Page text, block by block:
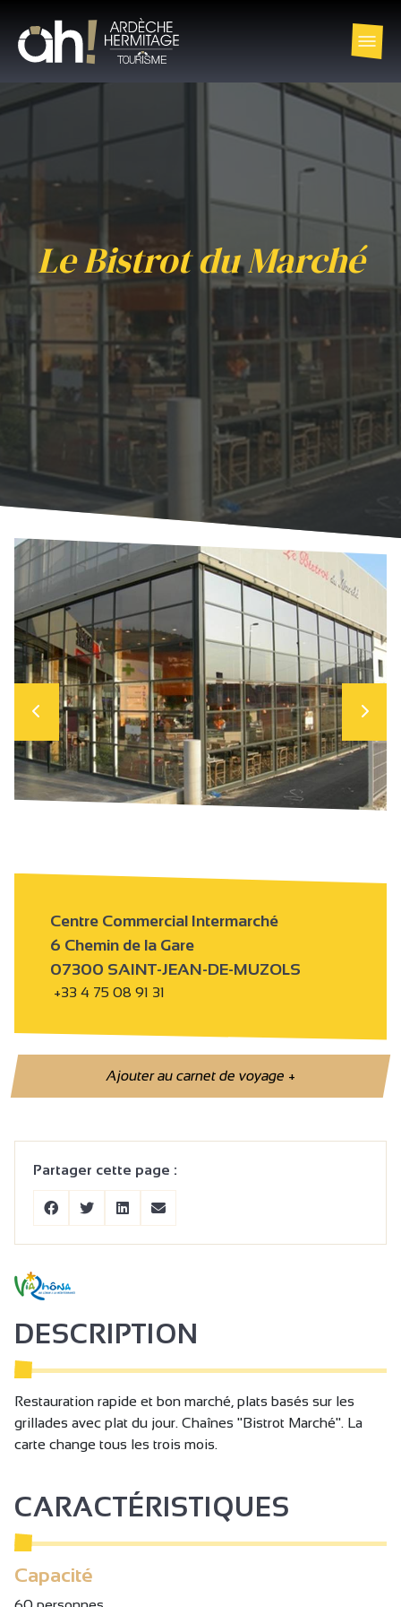
Le Bistrot du Marché
Centre Commercial Intermarché
6 Chemin de la Gare
07300 SAINT-JEAN-DE-MUZOLS
+33 4 75 08 91 31
Ajouter au carnet de voyage+
Partager cette page :
DESCRIPTION
Restauration rapide et bon marché, plats basés sur les
grillades avec plat du jour. Chaînes "Bistrot Marché". La
carte change tous les trois mois.
CARACTÉRISTIQUES
Capacité